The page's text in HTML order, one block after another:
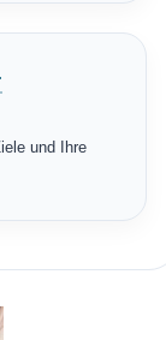
und Ihre